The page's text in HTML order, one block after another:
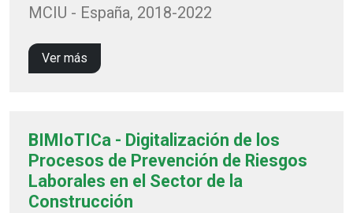
MCIU - España, 2018-2022
Ver más
BIMIoTICa - Digitalización de los
Procesos de Prevención de Riesgos
Laborales en el Sector de la
Construcción